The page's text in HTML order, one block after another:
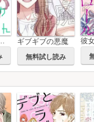
下ろしおまけ付き特装版】 ギブギブの悪魔
無料試し読み